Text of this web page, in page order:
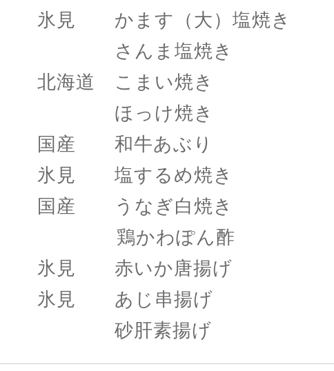
氷見 かます（大）塩焼き
さんま塩焼き 八
北海道 こまい焼き
ほっけ焼き 八
国産 和牛あぶり 一
氷見 塩するめ焼き 一
国産 うなぎ白焼き 二
鶏かわぽん酢 六
氷見 赤いか唐揚げ
氷見 あじ串揚げ
砂肝素揚げ 七